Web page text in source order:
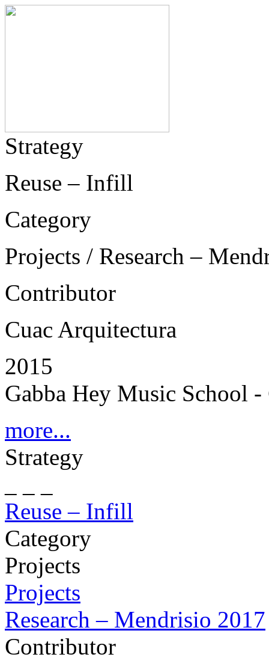
Strategy
Reuse – Infill
Category
Projects / Research –
Contributor
Cuac Arquitectura
2015
Gabba Hey Music School -
more...
Strategy
Reuse – Infill
Category
Projects
Projects
Research – Mendrisio 2017
Contributor